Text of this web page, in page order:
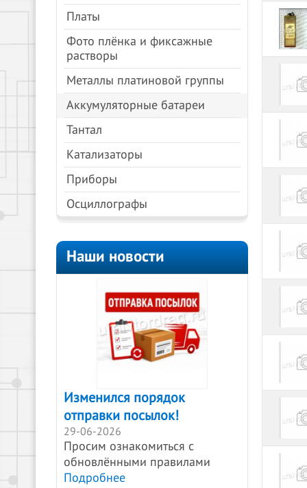
Платы
Фото плёнка и фиксажные
растворы
Металлы платиновой группы
Аккумуляторные батареи
Тантал
Катализаторы
Приборы
Осциллографы
Наши новости
Изменился порядок
отправки посылок!
29-06-2026
Просим ознакомиться с
обновлёнными правилами
Подробнее